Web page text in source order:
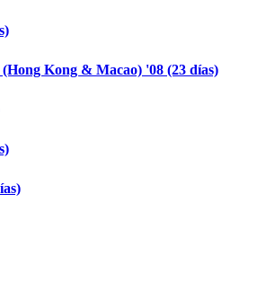
Kong & Macao) '08 (23 días)